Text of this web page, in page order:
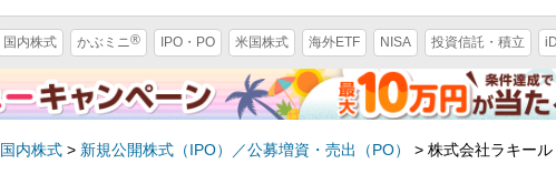
国内株式 かぶミニ® IPO・PO 米国株式 海外ETF NISA 投資信託・積立
国内株式 > 新規公開株式（IPO）／公募増資・売出（PO） > 株式会社ラキール